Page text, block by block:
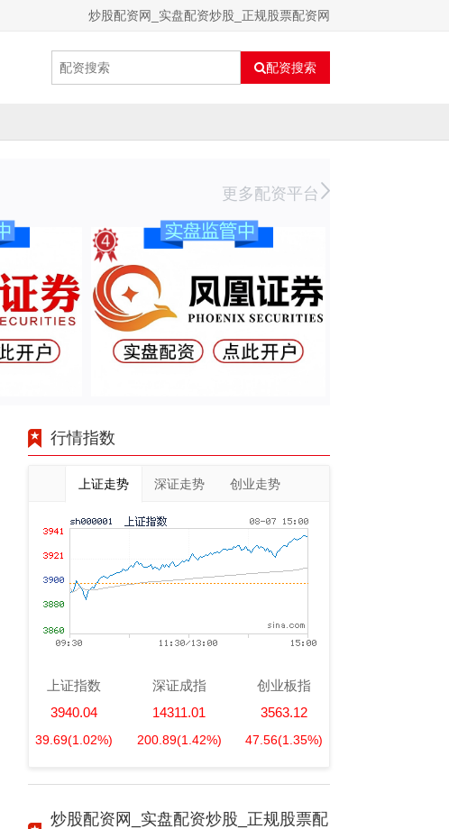
炒股配资网_实盘配资炒股_正规股票配资网
配资搜索
更多配资平台
行情指数
上证走势 深证走势 创业走势
上证指数
3940.04
39.69(1.02%)
深证成指
14311.01
200.89(1.42%)
创业板指
3563.12
47.56(1.35%)
炒股配资网_实盘配资炒股_正规股票配